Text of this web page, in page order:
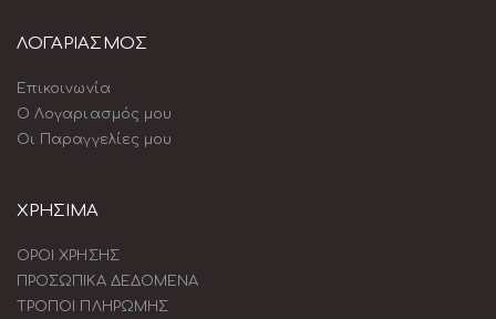
ΛΟΓΑΡΙΑΣΜΟΣ
Επικοινωνία
Ο Λογαριασμός μου
Οι Παραγγελίες μου
ΧΡΗΣΙΜΑ
ΟΡΟΙ ΧΡΗΣΗΣ
ΠΡΟΣΩΠΙΚΑ ΔΕΔΟΜΕΝΑ
ΤΡΟΠΟΙ ΠΛΗΡΩΜΗΣ